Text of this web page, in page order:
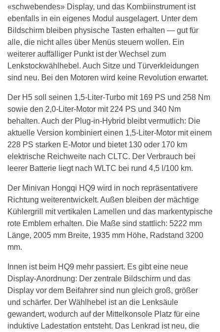
«schwebendes» Display, und das Kombiinstrument ist
ebenfalls in ein eigenes Modul ausgelagert. Unter dem
Bildschirm bleiben physische Tasten erhalten — gut für
alle, die nicht alles über Menüs steuern wollen. Ein
weiterer auffälliger Punkt ist der Wechsel zum
Lenkstockwählhebel. Auch Sitze und Türverkleidungen
sind neu. Bei den Motoren wird keine Revolution erwartet.
Der H5 soll seinen 1,5-Liter-Turbo mit 169 PS und 258 Nm
sowie den 2,0-Liter-Motor mit 224 PS und 340 Nm
behalten. Auch der Plug-in-Hybrid bleibt vermutlich: Die
aktuelle Version kombiniert einen 1,5-Liter-Motor mit einem
228 PS starken E-Motor und bietet 130 oder 170 km
elektrische Reichweite nach CLTC. Der Verbrauch bei
leerer Batterie liegt nach WLTC bei rund 4,5 l/100 km.
Der Minivan Hongqi HQ9 wird in noch repräsentativere
Richtung weiterentwickelt. Außen bleiben der mächtige
Kühlergrill mit vertikalen Lamellen und das markentypische
rote Emblem erhalten. Die Maße sind stattlich: 5222 mm
Länge, 2005 mm Breite, 1935 mm Höhe, Radstand 3200
mm.
Innen ist beim HQ9 mehr passiert. Es gibt eine neue
Display-Anordnung: Der zentrale Bildschirm und das
Display vor dem Beifahrer sind nun gleich groß, größer
und schärfer. Der Wählhebel ist an die Lenksäule
gewandert, wodurch auf der Mittelkonsole Platz für eine
induktive Ladestation entsteht. Das Lenkrad ist neu, die